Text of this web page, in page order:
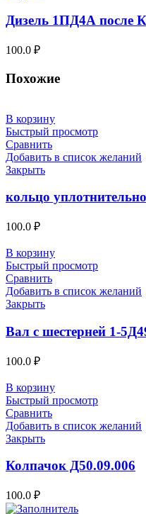
Дизель 1ПД4А после
100.0 ₽
Похожие
В корзину
Быстрый просмотр
Сравнить
Добавить в список желаний
Закрыть
кольцо
100.0 ₽
В корзину
Быстрый просмотр
Сравнить
Добавить в список желаний
Закрыть
Вал с шестерней 1-
100.0 ₽
В корзину
Быстрый просмотр
Сравнить
Добавить в список желаний
Закрыть
Колпачок Д50.09.006
100.0 ₽